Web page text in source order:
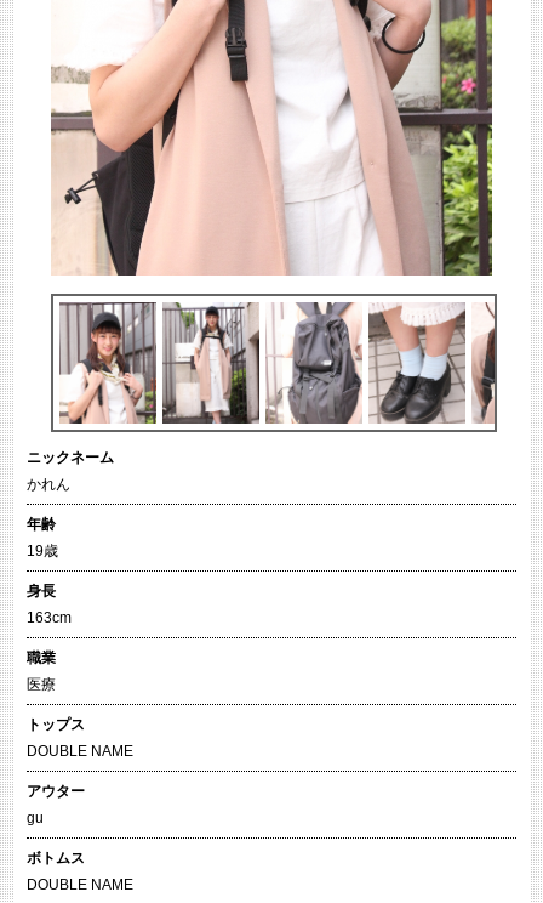
ニックネーム
かれん
年齢
19歳
身長
163cm
職業
医療
トップス
DOUBLE NAME
アウター
gu
ボトムス
DOUBLE NAME